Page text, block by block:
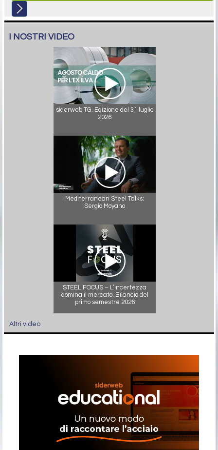
I NOSTRI VIDEO
siderweb TG. Edizione del 31 luglio
2026
Mediterranean Steel Talks:
Sergio Moyano
STEEL FOCUS – L’incertezza
domina il mercato. Bilancio del
primo semestre 2026
Altri video